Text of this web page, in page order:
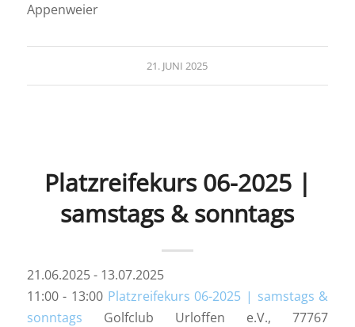
Appenweier
21. JUNI 2025
Platzreifekurs 06-2025 |
samstags & sonntags
21.06.2025 - 13.07.2025
11:00 - 13:00 Platzreifekurs 06-2025 | samstags &
sonntags
Golfclub Urloffen e.V., 77767